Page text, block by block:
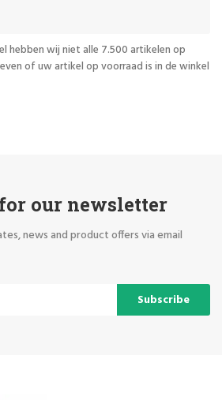
hebben wij niet alle 7.500 artikelen op
of uw artikel op voorraad is in de winkel
our newsletter
news and product offers via email
Subscribe